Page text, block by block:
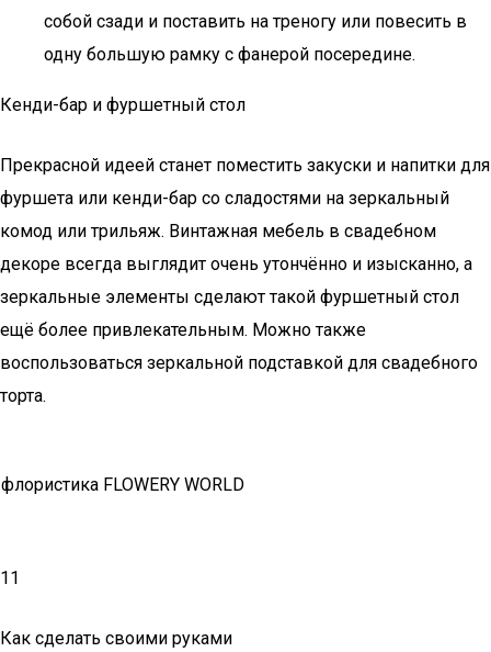
собой сзади и поставить на треногу или повесить в
одну большую рамку с фанерой посередине.
Кенди-бар и фуршетный стол
Прекрасной идеей станет поместить закуски и напитки для
фуршета или кенди-бар со сладостями на зеркальный
комод или трильяж. Винтажная мебель в свадебном
декоре всегда выглядит очень утончённо и изысканно, а
зеркальные элементы сделают такой фуршетный стол
ещё более привлекательным. Можно также
воспользоваться зеркальной подставкой для свадебного
торта.
флористика FLOWERY WORLD
11
Как сделать своими руками